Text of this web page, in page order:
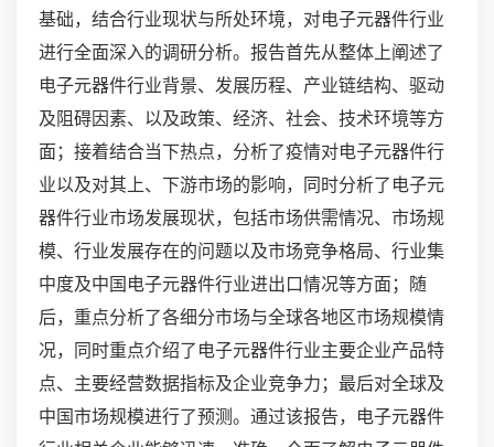
基础，结合行业现状与所处环境，对电子元器件行业
进行全面深入的调研分析。报告首先从整体上阐述了
电子元器件行业背景、发展历程、产业链结构、驱动
及阻碍因素、以及政策、经济、社会、技术环境等方
面；接着结合当下热点，分析了疫情对电子元器件行
业以及对其上、下游市场的影响，同时分析了电子元
器件行业市场发展现状，包括市场供需情况、市场规
模、行业发展存在的问题以及市场竞争格局、行业集
中度及中国电子元器件行业进出口情况等方面；随
后，重点分析了各细分市场与全球各地区市场规模情
况，同时重点介绍了电子元器件行业主要企业产品特
点、主要经营数据指标及企业竞争力；最后对全球及
中国市场规模进行了预测。通过该报告，电子元器件